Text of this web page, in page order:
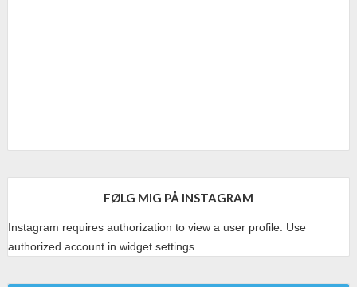
FØLG MIG PÅ INSTAGRAM
Instagram requires authorization to view a user profile. Use
authorized account in widget settings